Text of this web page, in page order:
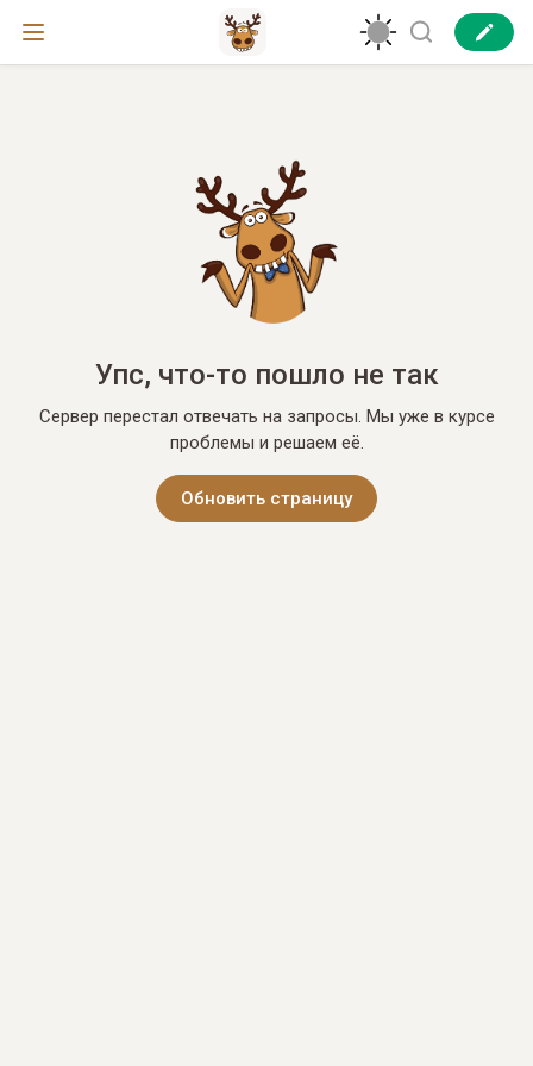
Упс, что-то пошло не так
Сервер перестал отвечать на запросы. Мы уже в курсе
проблемы и решаем её.
Обновить страницу